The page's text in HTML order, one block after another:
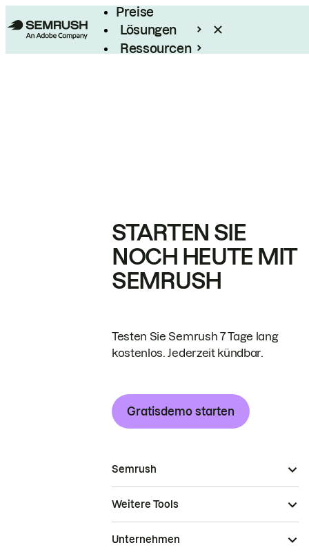
Preise
Lösungen
Ressourcen
STARTEN SIE
NOCH HEUTE MIT
SEMRUSH
Testen Sie Semrush 7 Tage lang
kostenlos. Jederzeit kündbar.
Gratisdemo starten
Semrush
Weitere Tools
Unternehmen